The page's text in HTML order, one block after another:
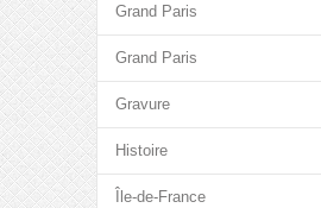
Grand Paris
Grand Paris
Gravure
Histoire
Île-de-France